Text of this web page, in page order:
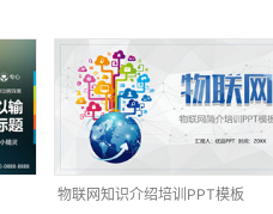
物联网知识介绍培训PPT模板